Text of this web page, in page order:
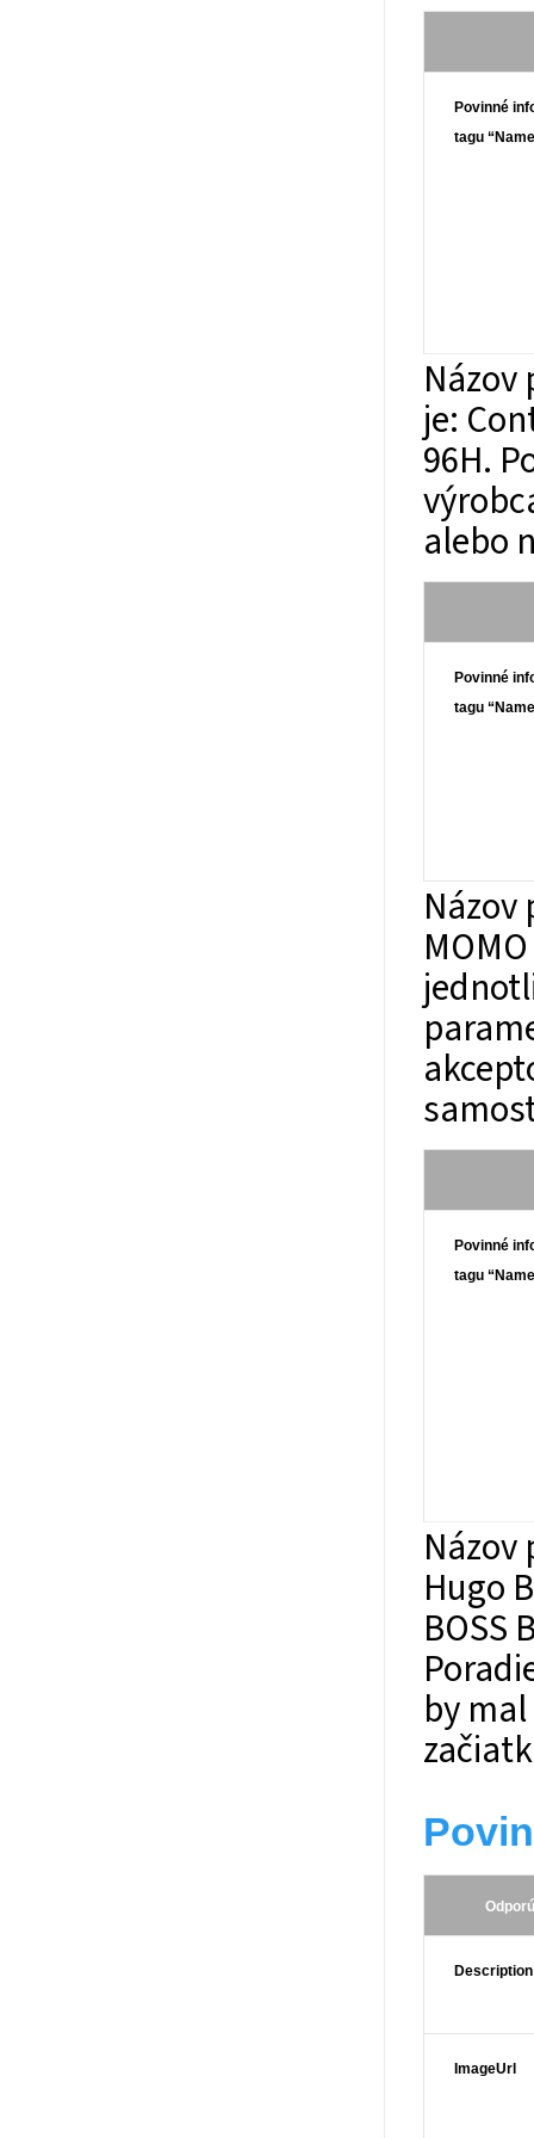
Povinné
tagu
je:
96H.
alebo
Povinné
tagu
Povinné
tagu
Hugo
BOSS
by
Description
ImageUrl